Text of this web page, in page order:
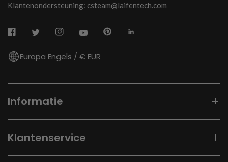
Klantenondersteuning: csteam@laifentech.com
Europa Engels / € EUR
Informatie
Klantenservice